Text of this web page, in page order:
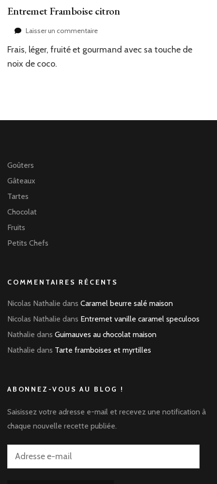
Entremet Framboise citron
Laisser un commentairesur
Framboise
Frais, léger, fruité et gourmand avec sa touche de
noix de coco.
Goûters
Gâteaux
Tartes
Chocolat
Fruits
Petits Chefs
COMMENTAIRES RÉCENTS
Nicolas Nathalie dans Caramel beurre salé maison
Nicolas Nathalie dans Entremet vanille caramel speculoos
Nathalie dans Guimauves au chocolat maison
Nathalie dans Tarte framboises et myrtilles
ABONNEZ-VOUS AU BLOG !
Saisissez votre adresse e-mail et recevez une notification à
chaque nouvelle recette publiée.
Adresse